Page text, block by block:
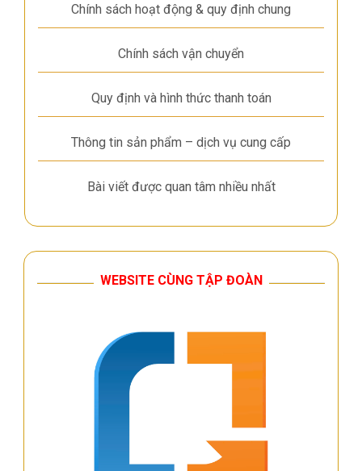
Chính sách hoạt động & quy định chung
Chính sách vận chuyển
Quy định và hình thức thanh toán
Thông tin sản phẩm – dịch vụ cung cấp
Bài viết được quan tâm nhiều nhất
WEBSITE CÙNG TẬP ĐOÀN